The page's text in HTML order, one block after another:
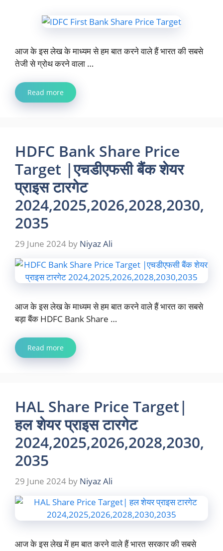
आज के इस लेख के माध्यम से हम बात करने वाले हैं भारत की सबसे
तेजी से ग्रोथ करने वाला …
Read more
HDFC Bank Share Price
Target |एचडीएफसी बैंक शेयर
प्राइस टारगेट
2024,2025,2026,2028,2030,
2035
29 June 2024 by Niyaz Ali
आज के इस लेख के माध्यम से हम बात करने वाले हैं भारत का सबसे
बड़ा बैंक HDFC Bank Share …
Read more
HAL Share Price Target|
हल शेयर प्राइस टारगेट
2024,2025,2026,2028,2030,
2035
29 June 2024 by Niyaz Ali
आज के इस लेख में हम बात करने वाले हैं भारत सरकार की सबसे